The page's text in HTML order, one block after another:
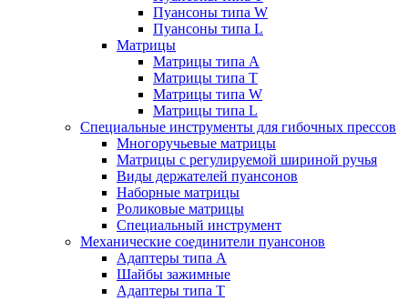
Пуансоны типа W
Пуансоны типа L
Матрицы
Матрицы типа A
Матрицы типа T
Матрицы типа W
Матрицы типа L
Специальные инструменты для гибочных прессов
Многоручьевые матрицы
Матрицы с регулируемой шириной ручья
Виды держателей пуансонов
Наборные матрицы
Роликовые матрицы
Специальный инструмент
Механические соединители пуансонов
Адаптеры типа A
Шайбы зажимные
Адаптеры типа T